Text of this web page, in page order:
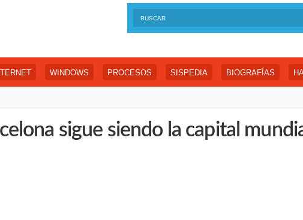
WINDOWS PROCESOS SISPEDIA BIOGRAFÍAS
sigue siendo la capital